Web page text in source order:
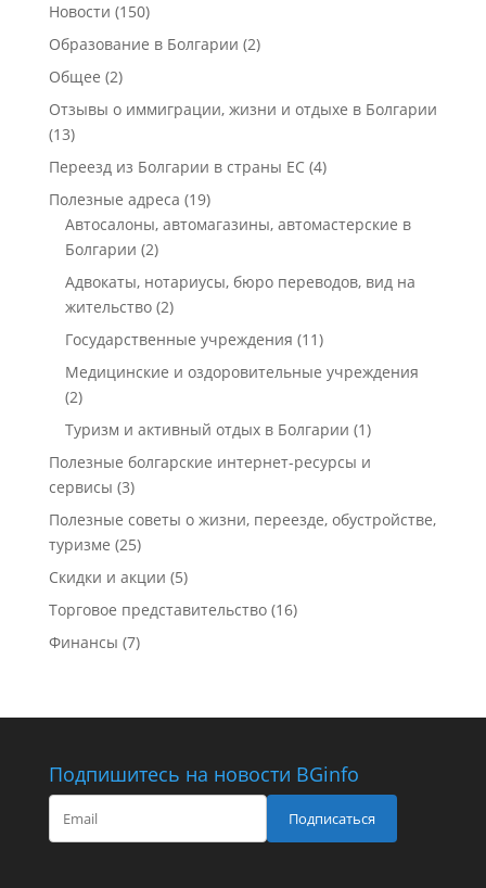
Новости (150)
Образование в Болгарии (2)
Общее (2)
Отзывы о иммиграции, жизни и отдыхе в Болгарии
(13)
Переезд из Болгарии в страны ЕС(4)
Полезные адреса (19)
Автосалоны, автомагазины, автомастерские в
Болгарии (2)
Адвокаты, нотариусы, бюро переводов, вид на
жительство(2)
Государственные учреждения (11)
Медицинские и оздоровительные учреждения
(2)
Туризм и активный отдых в Болгарии (1)
Полезные болгарские интернет-ресурсы и
сервисы (3)
Полезные советы о жизни, переезде, обустройстве,
туризме (25)
Скидки и акции (5)
Торговое представительство(16)
Финансы (7)
Подпишитесь на новости BGinfo
Подписаться